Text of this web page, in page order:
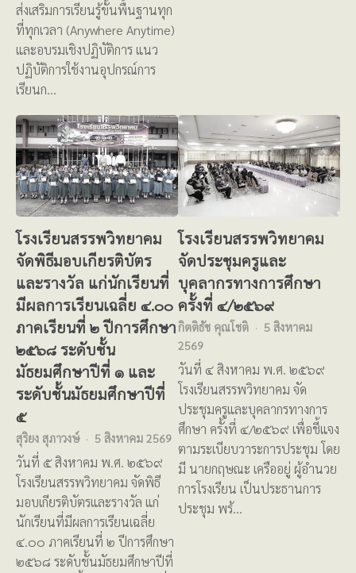
ส่งเสริมการเรียนรู้ขั้นพื้นฐานทุก
ที่ทุกเวลา (Anywhere Anytime)
และอบรมเชิงปฏิบัติการ แนว
ปฏิบัติการใช้งานอุปกรณ์การ
เรียนก…
โรงเรียนสรรพวิทยาคม
จัดพิธีมอบเกียรติบัตร
และรางวัล แก่นักเรียนที่
มีผลการเรียนเฉลี่ย ๔.๐๐
ภาคเรียนที่ ๒ ปีการศึกษา
๒๕๖๘ ระดับชั้น
มัธยมศึกษาปีที่ ๑ และ
ระดับชั้นมัธยมศึกษาปีที่
๕
สุริยง สุภาวงษ์ 5 สิงหาคม 2569
วันที่ ๕ สิงหาคม พ.ศ. ๒๕๖๙
โรงเรียนสรรพวิทยาคม จัดพิธี
มอบเกียรติบัตรและรางวัล แก่
นักเรียนที่มีผลการเรียนเฉลี่ย
๔.๐๐ ภาคเรียนที่ ๒ ปีการศึกษา
๒๕๖๘ ระดับชั้นมัธยมศึกษาปีที่
โรงเรียนสรรพวิทยาคม
จัดประชุมครูและ
บุคลากรทางการศึกษา
ครั้งที่ ๔/๒๕๖๙
กิตติธัช คุณโชติ
5 สิงหาคม
2569
วันที่ ๔ สิงหาคม พ.ศ. ๒๕๖๙
โรงเรียนสรรพวิทยาคม จัด
ประชุมครูและบุคลากรทางการ
ศึกษา ครั้งที่ ๔/๒๕๖๙ เพื่อชี้แจง
ตามระเบียบวาระการประชุม โดย
มี นายกฤษณะ เครืออยู่ ผู้อำนวย
การโรงเรียน เป็นประธานการ
ประชุม พร้…